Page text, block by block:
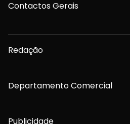
Contactos Gerais
Redação
Departamento Comercial
Publicidade